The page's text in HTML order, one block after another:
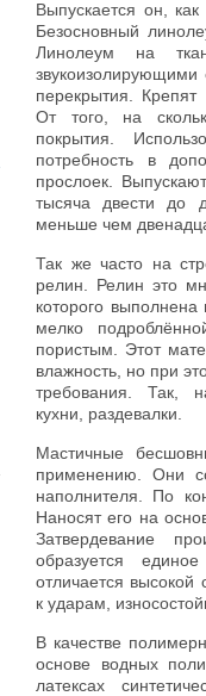
Выпускается он,
Безосновный
Линолеум на
звукоизолирующими
перекрытия.
От того, на
покрытия.
потребность в
прослоек.
тысяча двести до
меньше чем
Так же часто на
релин. Релин это
которого
мелко
пористым. Этот
влажность, но при
требования. Так,
кухни, раздевалки.
Мастичные
применению. Они
наполнителя. По
Наносят его на
Затвердевание
образуется
отличается высокой
к ударам,
В качестве
основе водных
латексах